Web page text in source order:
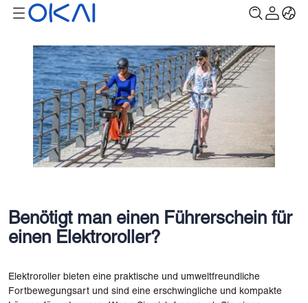
Benötigt man einen Führerschein für
einen Elektroroller?
Elektroroller bieten eine praktische und umweltfreundliche
Fortbewegungsart und sind eine erschwingliche und kompakte